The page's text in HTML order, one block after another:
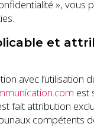
», vous
et
avec l’utilisation
est
fait attribution
compétents